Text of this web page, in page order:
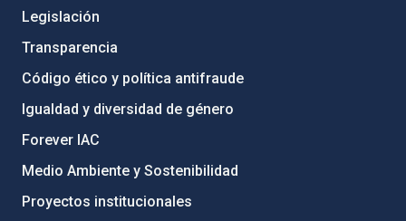
Legislación
Transparencia
Código ético y política antifraude
Igualdad y diversidad de género
Forever IAC
Medio Ambiente y Sostenibilidad
Proyectos institucionales